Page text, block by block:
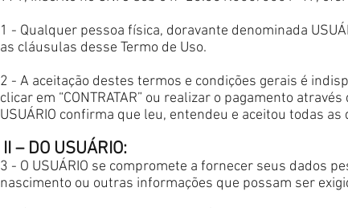
1 - Qualquer pessoa física, doravante denominada
as cláusulas desse Termo de Uso.
2 - A aceitação destes termos e condições gerais é
clicar em “CONTRATAR” ou realizar o pagamento
USUÁRIO confirma que leu, entendeu e aceitou todas
II – DO USUÁRIO:
3 - O USUÁRIO se compromete a fornecer seus dados
nascimento ou outras informações que possam ser